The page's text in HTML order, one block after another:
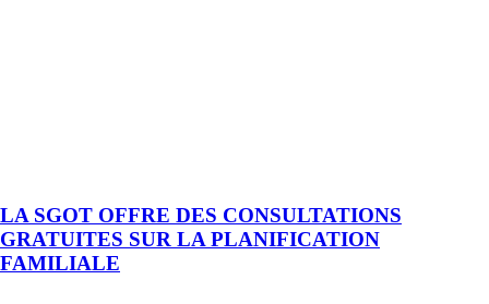
LA SGOT OFFRE DES CONSULTATIONS
GRATUITES SUR LA PLANIFICATION
FAMILIALE